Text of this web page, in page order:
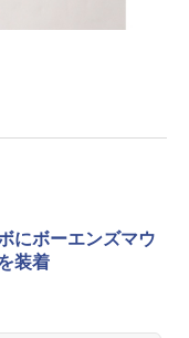
にボーエンズマウ
装着